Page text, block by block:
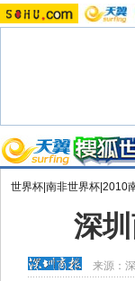
世界杯|南非世界杯|2010
深
来源：